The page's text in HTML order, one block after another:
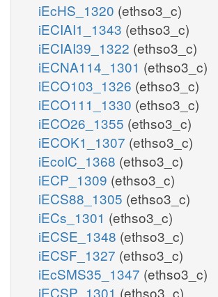
iEcHS_1320 (ethso3_c)
iECIAI1_1343 (ethso3_c)
iECIAI39_1322 (ethso3_c)
iECNA114_1301 (ethso3_c)
iECO103_1326 (ethso3_c)
iECO111_1330 (ethso3_c)
iECO26_1355 (ethso3_c)
iECOK1_1307 (ethso3_c)
iEcolC_1368 (ethso3_c)
iECP_1309 (ethso3_c)
iECS88_1305 (ethso3_c)
iECs_1301 (ethso3_c)
iECSE_1348 (ethso3_c)
iECSF_1327 (ethso3_c)
iEcSMS35_1347 (ethso3_c)
iECSP_1301 (ethso3_c)